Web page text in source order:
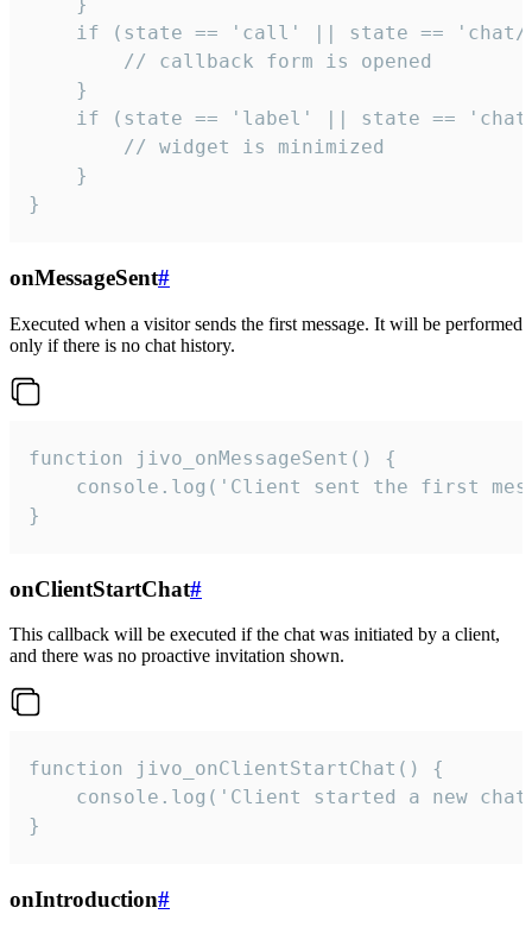
    }
if (state == 'call' || state ==
        // callback form is opened
    }
if (state == 'label' || state ==
        // widget is minimized
    }
}
onMessageSent#
Executed when a visitor sends the first message. It will be performed
only if there is no chat history.
function jivo_onMessageSent() {
console.log('Client sent the first
}
onClientStartChat#
This callback will be executed if the chat was initiated by a client,
and there was no proactive invitation shown.
function jivo_onClientStartChat() {
console.log('Client started a new
}
onIntroduction#